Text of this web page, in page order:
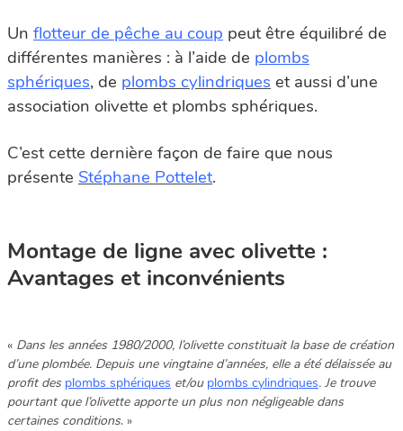
Un flotteur de pêche au coup peut être équilibré de
différentes manières : à l’aide de plombs
sphériques, de plombs cylindriqueset aussi d’une
association olivette et plombs sphériques.
C’est cette dernière façon de faire que nous
présente Stéphane Pottelet.
Montage de ligne avec olivette :
Avantages et inconvénients
« Dans les années 1980/2000, l’olivette constituait la base de création
d’une plombée. Depuis une vingtaine d’années, elle a été délaissée au
profit des plombs sphériques et/ou plombs cylindriques. Je trouve
pourtant que l’olivette apporte un plus non négligeable dans
certaines conditions. »